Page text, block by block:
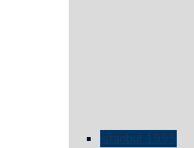
istanbul 1995